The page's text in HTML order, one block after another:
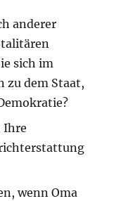
anderer
sich im
zu dem Staat,
Ihre
wenn Oma